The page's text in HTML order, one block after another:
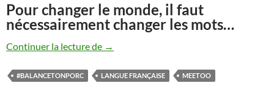
Pour changer le monde, il faut
nécessairement changer les mots…
Continuer la lecture de Quand la langue française fait mal aux
→
#BALANCETONPORC LANGUE FRANÇAISE MEETOO